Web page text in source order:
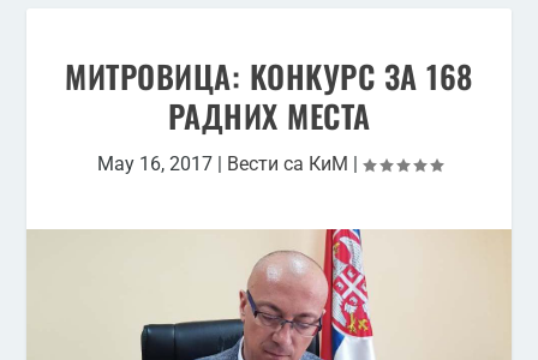
МИТРОВИЦА: KОНKУРС ЗА 168
РАДНИХ МЕСТА
May 16, 2017| Вести са КиМ |